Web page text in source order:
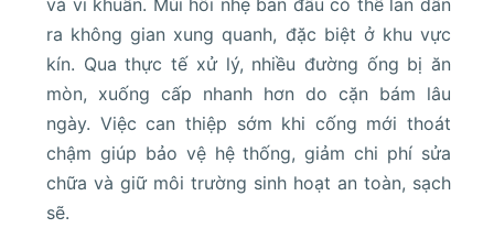
ra không gian xung quanh, đặc biệt ở khu vực
kín. Qua thực tế xử lý, nhiều đường ống bị ăn
mòn, xuống cấp nhanh hơn do cặn bám lâu
ngày. Việc can thiệp sớm khi cống mới thoát
chậm giúp bảo vệ hệ thống, giảm chi phí sửa
chữa và giữ môi trường sinh hoạt an toàn, sạch
sẽ.